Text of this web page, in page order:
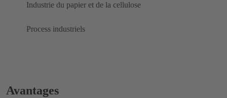
Industrie du papier et de la cellulose
Process industriels
Avantages